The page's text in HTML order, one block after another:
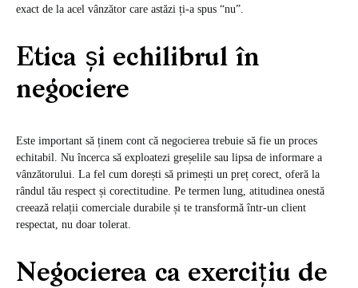
exact de la acel vânzător care astăzi ți-a spus “nu”.
Etica și echilibrul în
negociere
Este important să ținem cont că negocierea trebuie să fie un proces
echitabil. Nu încerca să exploatezi greșelile sau lipsa de informare a
vânzătorului. La fel cum dorești să primești un preț corect, oferă la
rândul tău respect și corectitudine. Pe termen lung, atitudinea onestă
creează relații comerciale durabile și te transformă într-un client
respectat, nu doar tolerat.
Negocierea ca exercițiu de